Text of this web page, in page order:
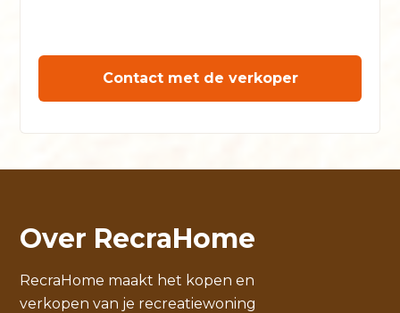
Contact met de verkoper
Over RecraHome
RecraHome maakt het kopen en
verkopen van je recreatiewoning